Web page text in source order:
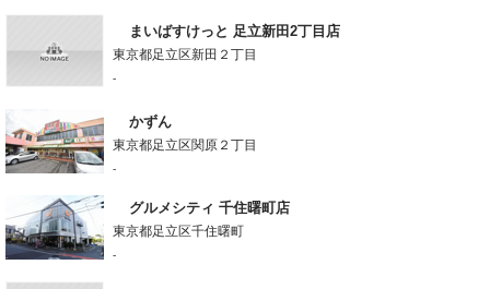
まいばすけっと 足立新田2丁目店
東京都足立区新田２丁目
-
かずん
東京都足立区関原２丁目
-
グルメシティ 千住曙町店
東京都足立区千住曙町
-